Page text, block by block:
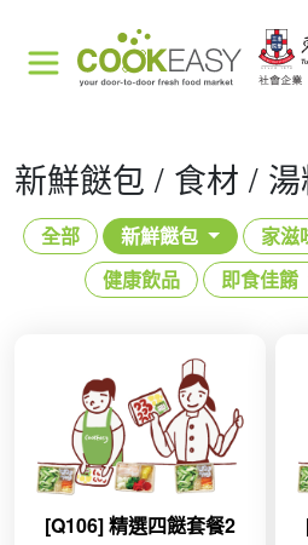
新鮮餸包 / 食材 /
全部 新鮮餸包 家滋
健康飲品
即食佳餚
[Q106] 精選四餸套餐2